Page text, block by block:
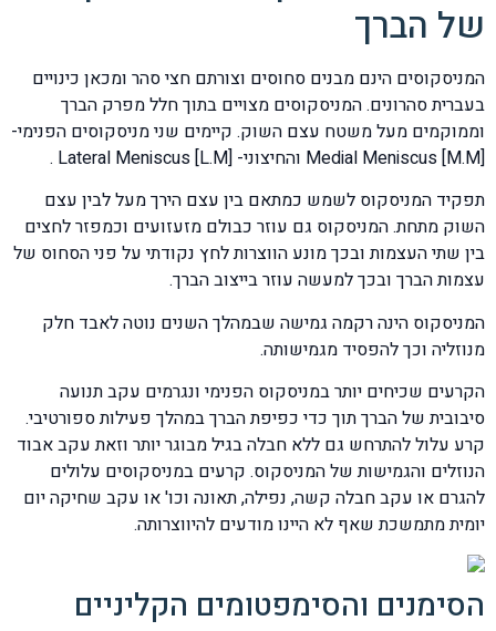
של הברך
המניסקוסים הינם מבנים סחוסים וצורתם חצי סהר ומכאן כינויים
בעברית סהרונים. המניסקוסים מצויים בתוך חלל מפרק הברך
וממוקמים מעל משטח עצם השוק. קיימים שני מניסקוסים הפנימי-
[M.M] Medial Meniscus והחיצוני- [L.M] Lateral Meniscus .
תפקיד המניסקוס לשמש כמתאם בין עצם הירך מעל לבין עצם
השוק מתחת. המניסקוס גם עוזר כבולם מזעזועים וכמפזר לחצים
בין שתי העצמות ובכך מונע הווצרות לחץ נקודתי על פני הסחוס של
עצמות הברך ובכך למעשה עוזר בייצוב הברך.
המניסקוס הינה רקמה גמישה שבמהלך השנים נוטה לאבד חלק
מנוזליה וכך להפסיד מגמישותה.
הקרעים שכיחים יותר במניסקוס הפנימי ונגרמים עקב תנועה
סיבובית של הברך תוך כדי כפיפת הברך במהלך פעילות ספורטיבי.
קרע עלול להתרחש גם ללא חבלה בגיל מבוגר יותר וזאת עקב אבוד
הנוזלים והגמישות של המניסקוס. קרעים במניסקוסים עלולים
להגרם או עקב חבלה קשה, נפילה, תאונה וכו' או עקב שחיקה יום
יומית מתמשכת שאף לא היינו מודעים להיווצרותה.
הסימנים והסימפטומים הקליניים